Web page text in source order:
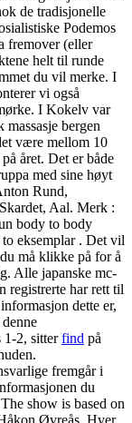
de tradisjonelle
Podemos
fremover (eller
helt til runde
du vil merke. I
vi også
I Kokelv var
bergen
være mellom 10
året. Det er både
med sine høyt
Rund,
Aal. Merk :
body to body
to eksemplar . Det vil
må klikke på for å
Alle japanske mc-
registrerte har rett til
dette er,
1-2, sitterfind på
fremgår i
du
show is based on
Øvreås. Hver